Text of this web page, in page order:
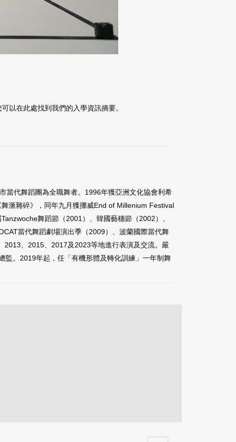
以在此處找到我們的入學資訊摘要。
當代舞蹈團為全職舞者。1996年獲亞洲文化協會利希
滙雜碎》，同年九月獲挪威End of Millenium Festival
舞蹈節（2001）、韓國藝穗節（2002）、
當代舞蹈劇場演出季（2009）、波蘭國際當代舞
、2015、2017及2023等地進行表演及交流。嚴
監。2019年起，任「有機形體及轉化訓練」一年制舞